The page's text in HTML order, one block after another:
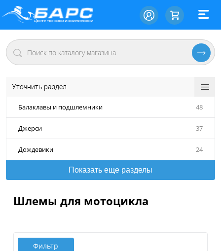
Уточнить раздел
Балаклавы и подшлемники 48
Джерси 37
Дождевики 24
Показать еще разделы
Шлемы для мотоцикла
Фильтр